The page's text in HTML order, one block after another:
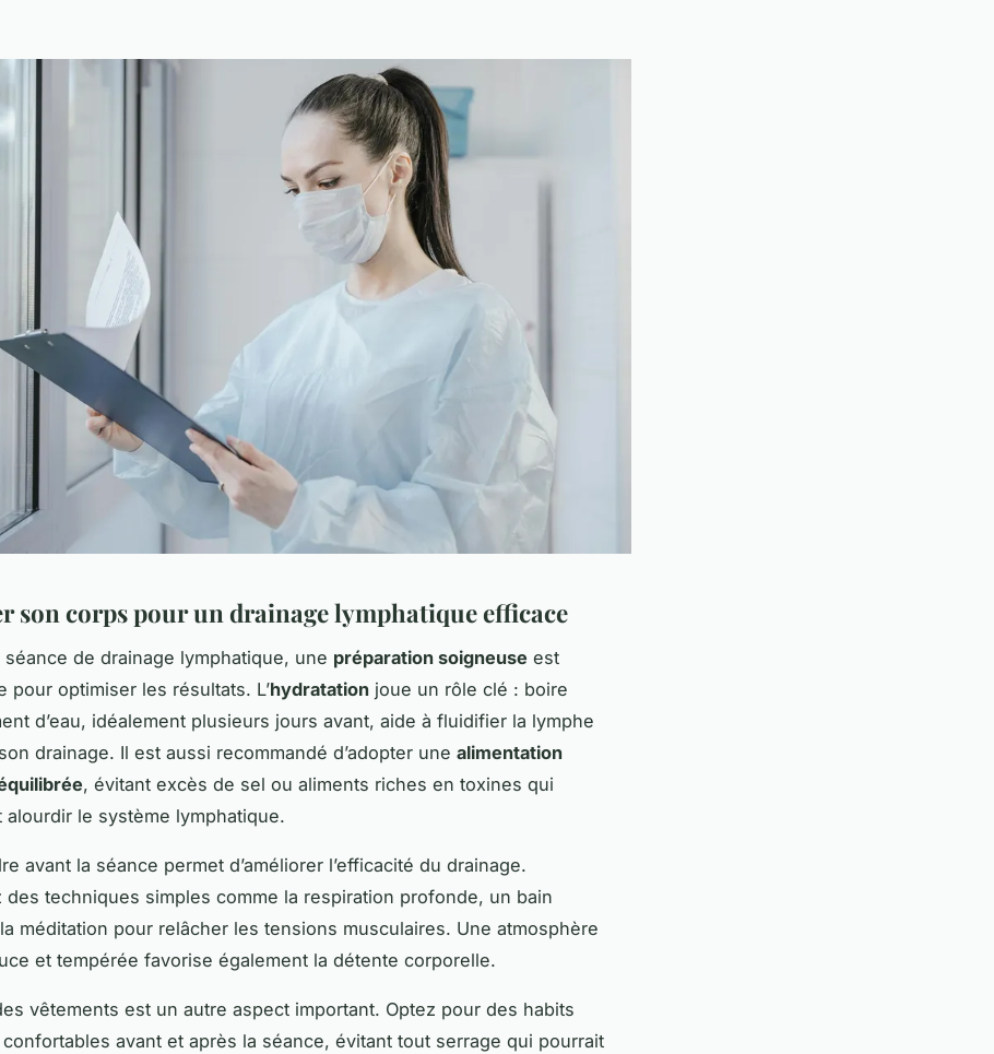
son corps pour un drainage lymphatique efficace
séance de drainage lymphatique, une préparation soigneuse est
pour optimiser les résultats. L’hydratation joue un rôle clé : boire
d’eau, idéalement plusieurs jours avant, aide à fluidifier la lymphe
drainage. Il est aussi recommandé d’adopter une alimentation
, évitant excès de sel ou aliments riches en toxines qui
alourdir le système lymphatique.
avant la séance permet d’améliorer l’efficacité du drainage.
des techniques simples comme la respiration profonde, un bain
méditation pour relâcher les tensions musculaires. Une atmosphère
et tempérée favorise également la détente corporelle.
vêtements est un autre aspect important. Optez pour des habits
avant et après la séance, évitant tout serrage qui pourrait